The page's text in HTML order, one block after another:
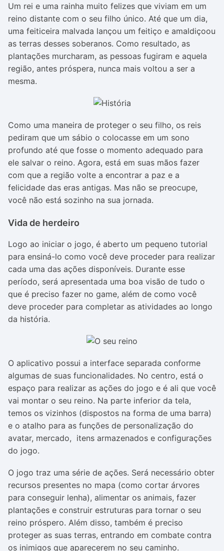
Um rei e uma rainha muito felizes que viviam em um
reino distante com o seu filho único. Até que um dia,
uma feiticeira malvada lançou um feitiço e amaldiçoou
as terras desses soberanos. Como resultado, as
plantações murcharam, as pessoas fugiram e aquela
região, antes próspera, nunca mais voltou a ser a
mesma.
Como uma maneira de proteger o seu filho, os reis
pediram que um sábio o colocasse em um sono
profundo até que fosse o momento adequado para
ele salvar o reino. Agora, está em suas mãos fazer
com que a região volte a encontrar a paz e a
felicidade das eras antigas. Mas não se preocupe,
você não está sozinho na sua jornada.
Vida de herdeiro
Logo ao iniciar o jogo, é aberto um pequeno tutorial
para ensiná-lo como você deve proceder para realizar
cada uma das ações disponíveis. Durante esse
período, será apresentada uma boa visão de tudo o
que é preciso fazer no game, além de como você
deve proceder para completar as atividades ao longo
da história.
O aplicativo possui a interface separada conforme
algumas de suas funcionalidades. No centro, está o
espaço para realizar as ações do jogo e é ali que você
vai montar o seu reino. Na parte inferior da tela,
temos os vizinhos (dispostos na forma de uma barra)
e o atalho para as funções de personalização do
avatar, mercado, itens armazenados e configurações
do jogo.
O jogo traz uma série de ações. Será necessário obter
recursos presentes no mapa (como cortar árvores
para conseguir lenha), alimentar os animais, fazer
plantações e construir estruturas para tornar o seu
reino próspero. Além disso, também é preciso
proteger as suas terras, entrando em combate contra
os inimigos que aparecerem no seu caminho.